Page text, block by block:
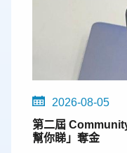
2026-08-05
第二屆
幫你睇」奪金